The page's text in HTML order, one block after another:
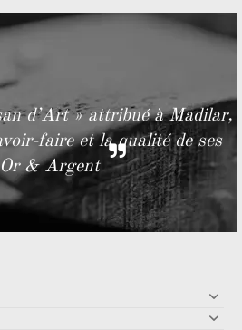
d’Art » attribué à Madilar,
faire et la qualité de ses
& Argent